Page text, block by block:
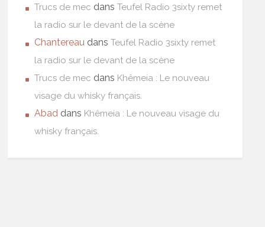
Trucs de mec dansTeufel Radio 3sixty remet
la radio sur le devant de la scène
Chantereau dansTeufel Radio 3sixty remet
la radio sur le devant de la scène
Trucs de mec dans Khêmeia : Le nouveau
visage du whisky français.
Abad dans Khêmeia : Le nouveau visage du
whisky français.